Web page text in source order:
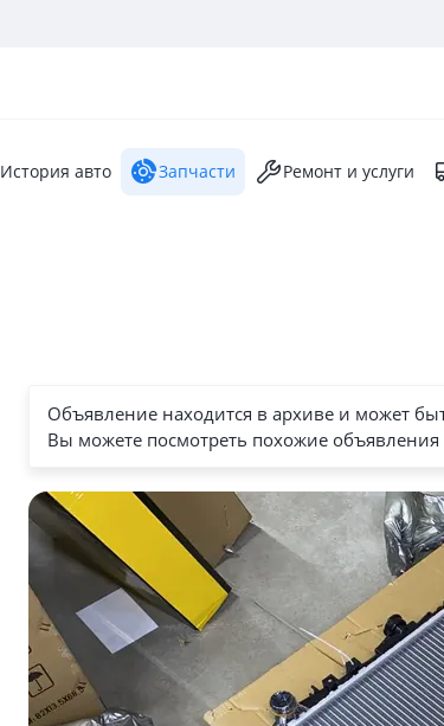
История авто Запчасти Ремонт и услуги
Объявление находится в архиве и может
Вы можете посмотреть похожие объявления